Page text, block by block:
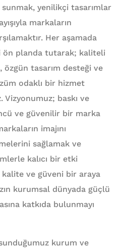
yenilikçi tasarımlar
markaların
Her aşamada
ön planda tutarak; kaliteli
özgün tasarım desteği ve
odaklı bir hizmet
Vizyonumuz; baskı ve
ve güvenilir bir marka
imajını
sağlamak ve
kalıcı bir etki
kalite ve güveni bir araya
kurumsal dünyada güçlü
katkıda bulunmayı
kurum ve